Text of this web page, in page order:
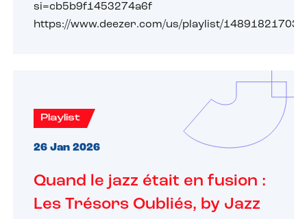
si=cb5b9f1453274a6f
https://www.deezer.com/us/playlist/14891821703
Playlist
26 Jan 2026
Quand le jazz était en fusion :
Les Trésors Oubliés, by Jazz